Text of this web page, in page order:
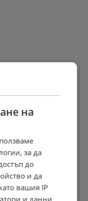
ракета удря...
на пътя дете
на
за да
до
и да
вашия IP
и данни